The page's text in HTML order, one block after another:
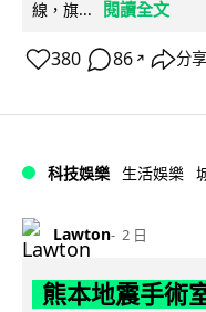
線，旗...
閱讀全文
380 86 ↗ 分享
科技娛樂 生活娛樂
Lawton 2 日
熊本地震手術